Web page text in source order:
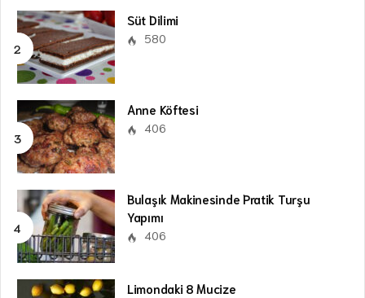
Süt Dilimi
580
Anne Köftesi
406
Bulaşık Makinesinde Pratik Turşu
Yapımı
406
Limondaki 8 Mucize